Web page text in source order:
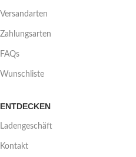
Versandarten
Zahlungsarten
FAQs
Wunschliste
ENTDECKEN
Ladengeschäft
Kontakt